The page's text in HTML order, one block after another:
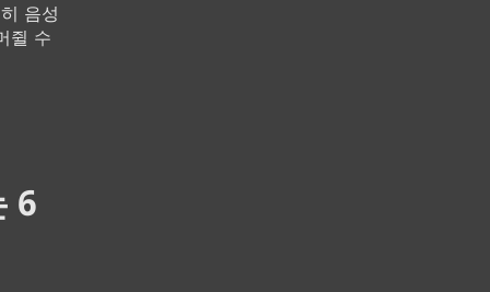
음성
쥘 수
6